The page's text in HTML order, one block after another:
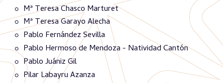
Mª Teresa Chasco Marturet
Mª Teresa Garayo Alecha
Pablo Fernández Sevilla
Pablo Hermoso de Mendoza - Natividad Cantón
Pablo Juániz Gil
Pilar Labayru Azanza